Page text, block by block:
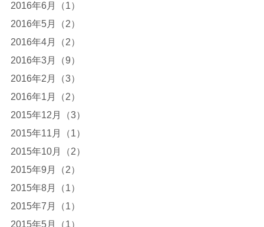
2016年6月（1）
2016年5月（2）
2016年4月（2）
2016年3月（9）
2016年2月（3）
2016年1月（2）
2015年12月（3）
2015年11月（1）
2015年10月（2）
2015年9月（2）
2015年8月（1）
2015年7月（1）
2015年5月（1）